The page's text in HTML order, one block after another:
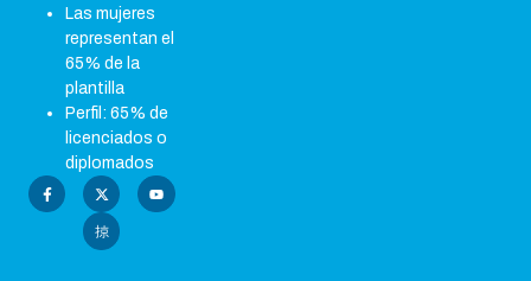
Las mujeres
representan el
65% de la
plantilla
Perfil: 65% de
licenciados o
diplomados